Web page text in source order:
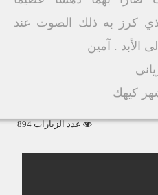
كرز به ذلك الصوت عند
الأبد . آمين
كيهك
عدد الزيارات 894